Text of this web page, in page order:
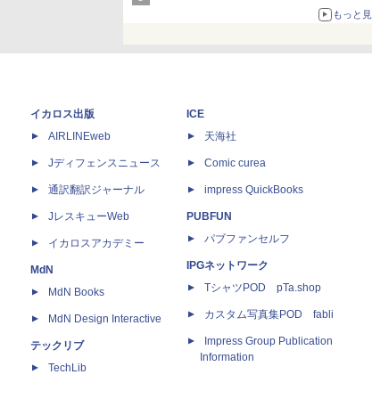
もっと
イカロス出版
AIRLINEweb
Jディフェンスニュース
通訳翻訳ジャーナル
JレスキューWeb
イカロスアカデミー
MdN
MdN Books
MdN Design Interactive
テックリブ
TechLib
ICE
天海社
Comic curea
impress QuickBooks
PUBFUN
パブファンセルフ
IPGネットワーク
TシャツPOD pTa.shop
カスタム写真集POD fabli
Impress Group Publication
Information